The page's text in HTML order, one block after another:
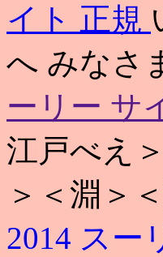
イト 正規
へ みなさ
ーリー サ
江戸べえ
＞＜淵＞
2014 スー